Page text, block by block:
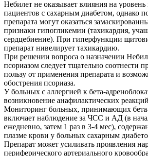
Небилет не оказывает влияния на
пациентов с сахарным диабетом, однако
препарата могут оказаться
признаки гипогликемии (тахикардия,
сердцебиение). При гиперфункции
препарат нивелирует тахикардию.
При решении вопроса о назначении
псориазом следует тщательно соотнести
пользу от применения препарата и
обострения псориаза.
У больных с аллергией к бета-
возникновение анафилактических
Мониторинг больных, принимающих
включает наблюдение за ЧСС и АД (в
ежедневно, затем 1 раз в 3-4 мес),
плазме крови у больных сахарным
Препарат может усиливать проявления
периферического артериального